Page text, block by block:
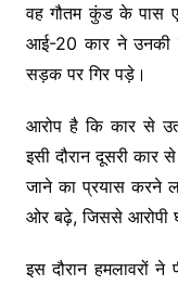
वह गौतम कुंड के पास
आई-20 कार ने उनकी
सड़क पर गिर पड़े।
आरोप है कि कार से
इसी दौरान दूसरी
जाने का प्रयास करने
ओर बढ़े, जिससे आरोपी
इस दौरान हमलावरों